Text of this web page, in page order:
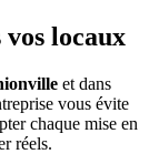
locaux
et dans
vous évite
chaque mise en
réels.